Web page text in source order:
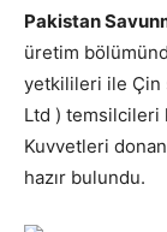
Pakistan
üretim
yetkilileri ile Çin
Ltd ) temsilcileri
Kuvvetleri
hazır bulundu.